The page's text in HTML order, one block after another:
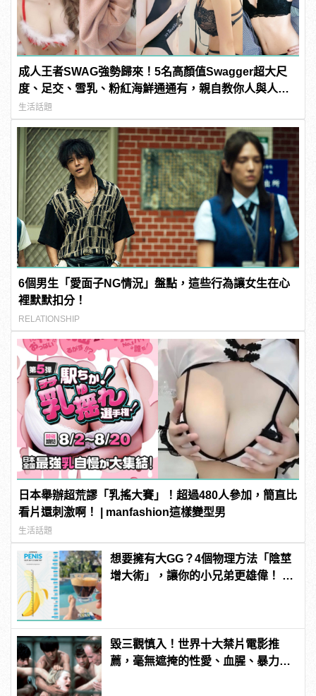
成人王者SWAG強勢歸來！5名高顏值Swagger超大尺
度、足交、雪乳、粉紅海鮮通通有，親自教你人與人的
連結！ | manfashion這樣變型男
生活話題
6個男生「愛面子NG情況」盤點，這些行為讓女生在心
裡默默扣分！
RELATIONSHIP
日本舉辦超荒謬「乳搖大賽」！超過480人參加，簡直比
看片還刺激啊！ | manfashion這樣變型男
生活話題
想要擁有大GG？4個物理方法「陰莖
增大術」，讓你的小兄弟更雄偉！ |
毀三觀慎入！世界十大禁片電影推
薦，毫無遮掩的性愛、血腥、暴力、